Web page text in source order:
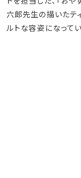
六郎先生の描いたテ
ルトな容姿になってい